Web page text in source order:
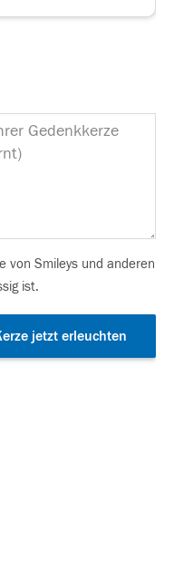
von Smileys und anderen
ist.
jetzt erleuchten